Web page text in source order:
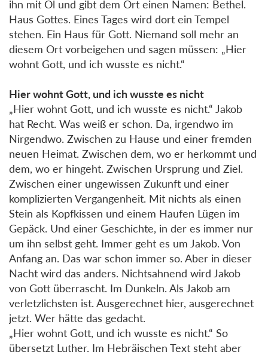
ihn mit Öl und gibt dem Ort einen Namen: Bethel.
Haus Gottes. Eines Tages wird dort ein Tempel
stehen. Ein Haus für Gott. Niemand soll mehr an
diesem Ort vorbeigehen und sagen müssen: „Hier
wohnt Gott, und ich wusste es nicht.“
Hier wohnt Gott, und ich wusste es nicht
„Hier wohnt Gott, und ich wusste es nicht.“ Jakob
hat Recht. Was weiß er schon. Da, irgendwo im
Nirgendwo. Zwischen zu Hause und einer fremden
neuen Heimat. Zwischen dem, wo er herkommt und
dem, wo er hingeht. Zwischen Ursprung und Ziel.
Zwischen einer ungewissen Zukunft und einer
komplizierten Vergangenheit. Mit nichts als einen
Stein als Kopfkissen und einem Haufen Lügen im
Gepäck. Und einer Geschichte, in der es immer nur
um ihn selbst geht. Immer geht es um Jakob. Von
Anfang an. Das war schon immer so. Aber in dieser
Nacht wird das anders. Nichtsahnend wird Jakob
von Gott überrascht. Im Dunkeln. Als Jakob am
verletzlichsten ist. Ausgerechnet hier, ausgerechnet
jetzt. Wer hätte das gedacht.
„Hier wohnt Gott, und ich wusste es nicht.“ So
übersetzt Luther. Im Hebräischen Text steht aber